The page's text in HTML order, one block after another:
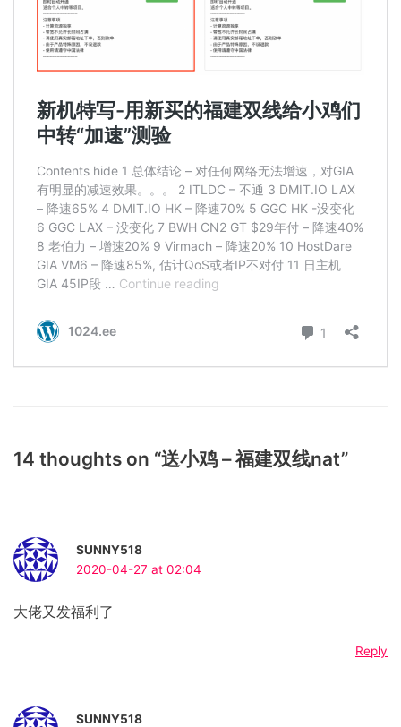
14 thoughts on “送小鸡 – 福建双线nat”
SUNNY518
2020-04-27 at 02:04
大佬又发福利了
Reply
SUNNY518